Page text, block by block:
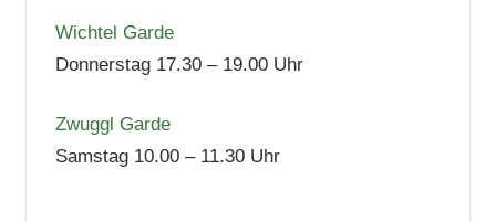
Wichtel Garde
Donnerstag 17.30 – 19.00 Uhr
Zwuggl Garde
Samstag 10.00 – 11.30 Uhr